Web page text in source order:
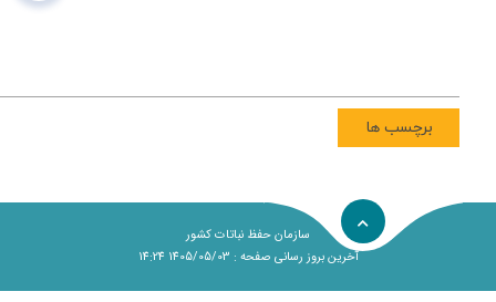
برچسب ها
سازمان حفظ نباتات کشور
آخرین بروز رسانی صفحه : 1405/05/03 14:24